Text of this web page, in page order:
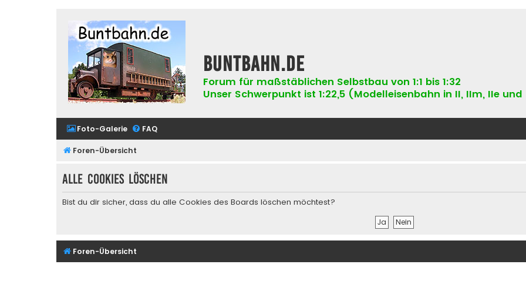
buntbahn.de
Forum für maßstäblichen Selbstbau von 1:1 bis 1:32
Unser Schwerpunkt ist 1:22,5 (Modelleisenbahn in II, IIm, IIe
Foto-Galerie FAQ
Foren-Übersicht
Alle Cookies löschen
Bist du dir sicher, dass du alle Cookies des Boards löschen möchtest?
Foren-Übersicht